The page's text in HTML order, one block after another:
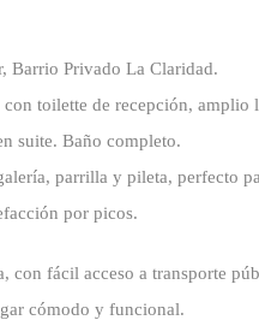
Barrio Privado La Claridad.
toilette de recepción,
suite. Baño completo.
parrilla y pileta, perfecto
por picos.
con fácil acceso a transporte
cómodo y funcional.